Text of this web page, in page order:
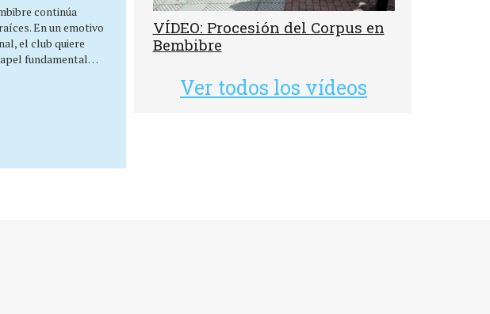
continúa
En un emotivo
el club quiere
fundamental…
VÍDEO: Procesión del Corpus en
Bembibre
Ver todos los vídeos